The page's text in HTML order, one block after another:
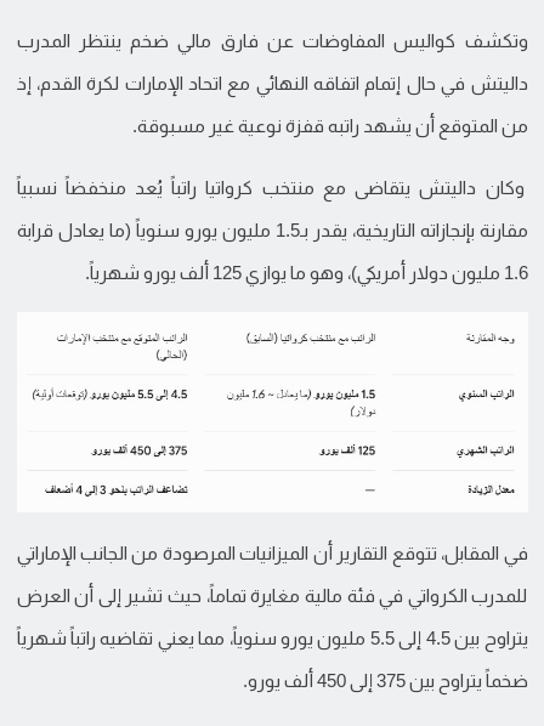
وتكشف كواليس المفاوضات عن فارق مالي ضخم ينتظر المدرب
داليتش في حال إتمام اتفاقه النهائي مع اتحاد الإمارات لكرة القدم، إذ
من المتوقع أن يشهد راتبه قفزة نوعية غير مسبوقة.
وكان داليتش يتقاضى مع منتخب كرواتيا راتباً يُعد منخفضاً نسبياً
مقارنة بإنجازاته التاريخية، يقدر بـ1.5 مليون يورو سنوياً (ما يعادل قرابة
1.6 مليون دولار أمريكي)، وهو ما يوازي 125 ألف يورو شهرياً.
في المقابل، تتوقع التقارير أن الميزانيات المرصودة من الجانب الإماراتي
للمدرب الكرواتي في فئة مالية مغايرة تماماً، حيث تشير إلى أن العرض
يتراوح بين 4.5 إلى 5.5 مليون يورو سنوياً، مما يعني تقاضيه راتباً شهرياً
ضخماً يتراوح بين 375 إلى 450 ألف يورو.